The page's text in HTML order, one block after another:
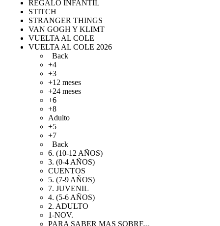
REGALO INFANTIL
STITCH
STRANGER THINGS
VAN GOGH Y KLIMT
VUELTA AL COLE
VUELTA AL COLE 2026
Back
+4
+3
+12 meses
+24 meses
+6
+8
Adulto
+5
+7
Back
6. (10-12 AÑOS)
3. (0-4 AÑOS)
CUENTOS
5. (7-9 AÑOS)
7. JUVENIL
4. (5-6 AÑOS)
2. ADULTO
1-NOV.
PARA SABER MAS SOBRE...